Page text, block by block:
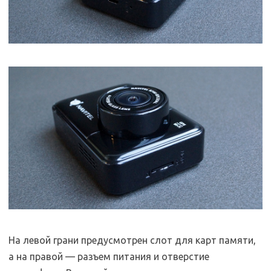
На левой грани предусмотрен слот для карт памяти,
а на правой — разъем питания и отверстие